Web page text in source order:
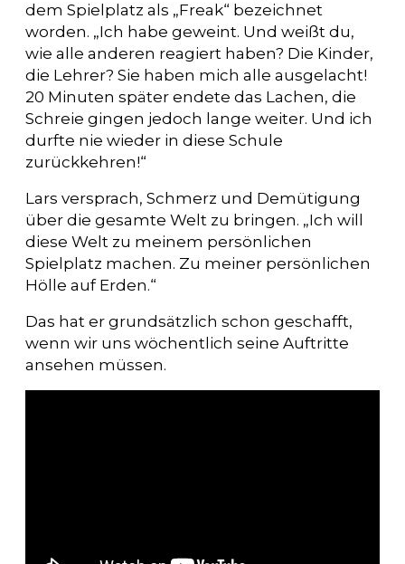
dem Spielplatz als „Freak“ bezeichnet
worden. „Ich habe geweint. Und weißt du,
wie alle anderen reagiert haben? Die Kinder,
die Lehrer? Sie haben mich alle ausgelacht!
20 Minuten später endete das Lachen, die
Schreie gingen jedoch lange weiter. Und ich
durfte nie wieder in diese Schule
zurückkehren!“
Lars versprach, Schmerz und Demütigung
über die gesamte Welt zu bringen. „Ich will
diese Welt zu meinem persönlichen
Spielplatz machen. Zu meiner persönlichen
Hölle auf Erden.“
Das hat er grundsätzlich schon geschafft,
wenn wir uns wöchentlich seine Auftritte
ansehen müssen.